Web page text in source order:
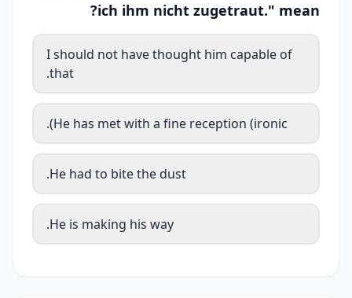
ich ihm nicht zugetraut." mean?
I should not have thought him capable of
that.
He has met with a fine reception (ironic).
He had to bite the dust.
He is making his way.